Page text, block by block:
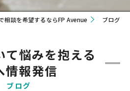
相談を希望するならFP Avenue ブログ
て悩みを抱える
情報発信
ブログ